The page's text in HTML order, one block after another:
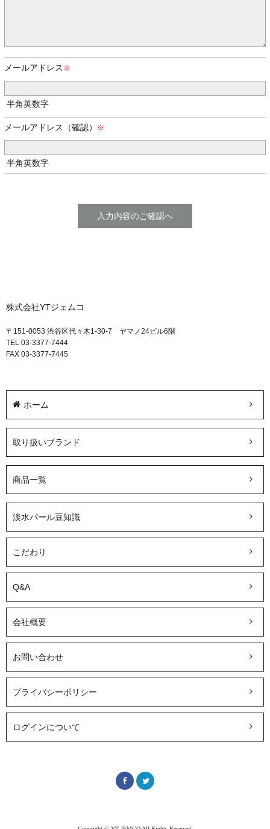
メールアドレス
半角英数字
メールアドレス（確認）
半角英数字
株式会社YTジェムコ
〒151-0053 渋谷区代々木1-30-7 ヤマノ24ビル6階
TEL 03-3377-7444
FAX 03-3377-7445
ホーム
取り扱いブランド
商品一覧
淡水パール豆知識
こだわり
Q&A
会社概要
お問い合わせ
プライバシーポリシー
ログインについて